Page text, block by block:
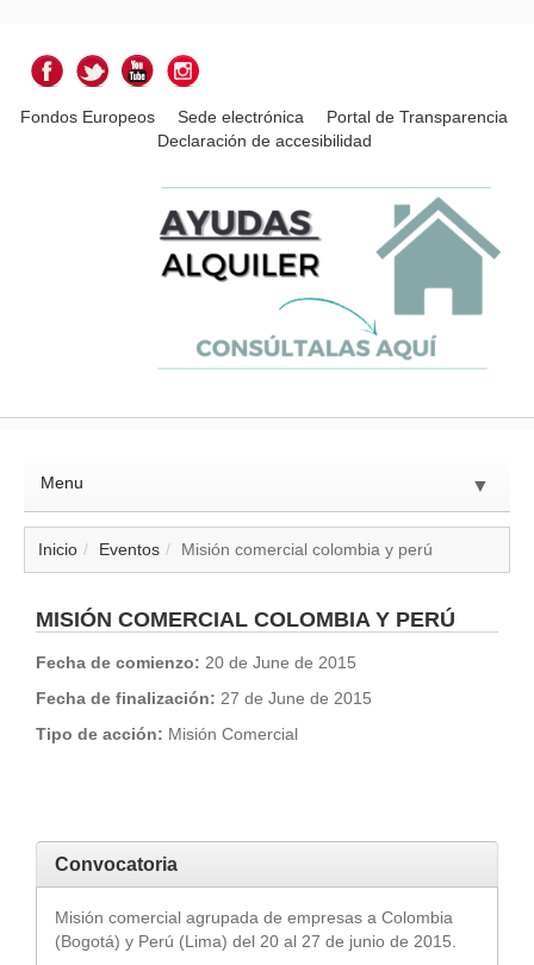
Fondos Europeos Sede electrónica
Portal de Transparencia
Declaración de accesibilidad
Menu ▼
Inicio Eventos Misión comercial colombia y perú
MISIÓN COMERCIAL COLOMBIA Y PERÚ
Fecha de comienzo: 20 de June de 2015
Fecha de finalización: 27 de June de 2015
Tipo de acción: Misión Comercial
Convocatoria
Misión comercial agrupada de empresas a Colombia
(Bogotá) y Perú (Lima) del 20 al 27 de junio de 2015.